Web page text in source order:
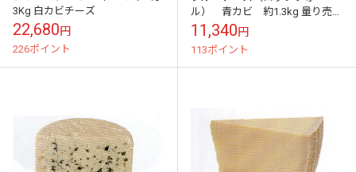
3Kg 白カビチーズ
22,680円
226ポイント
ル） 青カビ 約1.3kg 量り売り
商品 約12600円
11,340円
113ポイント